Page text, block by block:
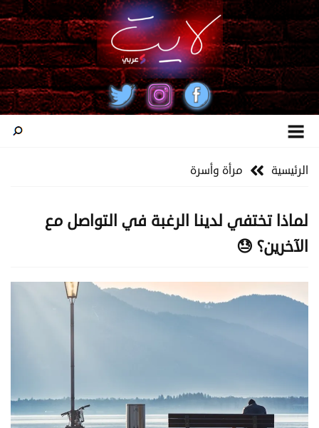
الرئيسية مرأة وأسرة
لماذا تختفي لدينا الرغبة في التواصل مع
الآخرين؟ 😓